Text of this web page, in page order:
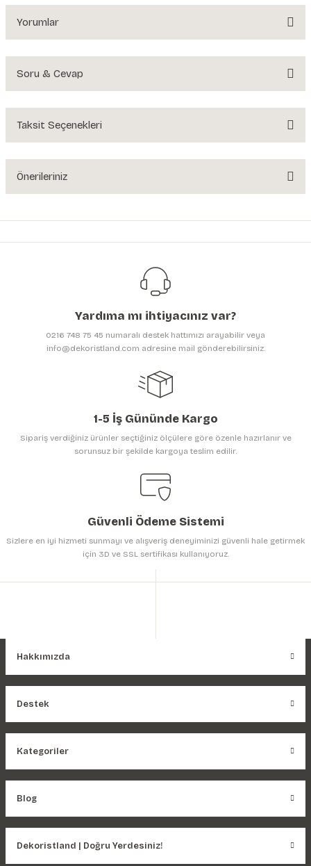
Yorumlar
Soru & Cevap
Ürün hakkında henüz soru sorulmamış.
Taksit Seçenekleri
Önerileriniz
yetersiz gördüğünüz noktaları öneri formunu kullanarak tarafımıza
Görüş ve önerileriniz için teşekkür ederiz.
Ürün resmi kalitesiz, bozuk veya görüntülenemiyor.
Ürün bilgilerinde hatalar bulunuyor.
Gönder
Yardıma mı ihtiyacınız var?
0216 748 75 45 numaralı destek hattımızı arayabilir veya
info@dekoristland.com adresine mail gönderebilirsiniz.
1-5 İş Gününde Kargo
Sipariş verdiğiniz ürünler seçtiğiniz ölçülere göre özenle hazırlanır ve
sorunsuz bir şekilde kargoya teslim edilir.
Güvenli Ödeme Sistemi
Sizlere en iyi hizmeti sunmayı ve alışveriş deneyiminizi güvenli hale getirmek
için 3D ve SSL sertifikası kullanıyoruz.
Hakkımızda
Destek
Kategoriler
Blog
Dekoristland | Doğru Yerdesiniz!